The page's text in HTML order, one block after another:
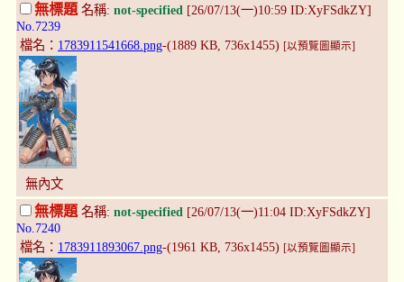
無標題 名稱: not-specified [26/07/13(一)10:59 ID:XyFSdkZY]
No.7239
檔名： 1783911541668.png-(1889 KB, 736x1455) [以預覽圖顯示]
無內文
無標題 名稱: not-specified [26/07/13(一)11:04 ID:XyFSdkZY]
No.7240
檔名： 1783911893067.png-(1961 KB, 736x1455) [以預覽圖顯示]